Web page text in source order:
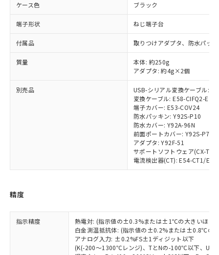
ケース色 ブラック
端子形状 ねじ端子台
付属品 取りつけアダプタ、防水パッ
質量
本体: 約250g
アダプタ: 約4g×2個
別売品
USB-シリアル変換ケーブル:
変換ケーブル: E58-CIFQ2-E
端子カバー: E53-COV24
防水パッキン: Y92S-P10
防水カバー: Y92A-96N
前面ポートカバー: Y92S-P7
アダプタ: Y92F-51
サポートソフトウェア(CX-
電流検出器(CT): E54-CT1/
精度
指示精度
熱電対: (指示値の±0.3%または±1℃の大きいほう
白金測温抵抗体: (指示値の±0.2%または±0.8℃の
アナログ入力: ±0.2%FS±1ディジット以下
(K(-200～1300℃レンジ)、TとNの-100℃以下、U
以下の条件をお読みいただき、同意のうえ
本サービスは、当社制御機器事業取扱
商品の当社在庫状況および標準価格
(税抜)を提供させていただくもので
記載している更新日時点での社内デー
タに基づき作成されるものであり、閲
覧された時点での実際の在庫および標
準価格とは異なる場合があることをご
対応済み：EU RoHS指令（10物質）の
非含有に対応した製品が提供可能な商品で
対応予定：EU RoHS指令（10物質）の非含
有に対応した製品に切り替える予定のある
対応予定なし：EU RoHS指令（10物質）の
非含有に非対応の商品で、対応品を出す予
調査・確認中：EU RoHS指令（10物質）の
非含有の対応状況を調査中または確認中の
非該当品：ライセンス料など無形物で、有
害物質有無と関係のない商品です。
*EU RoHS指令（10物質）：
鉛(Pb) 1000ppm以下、 水銀(Hg) 1000ppm以下、 カド
ミウム(Cd) 100ppm以下、
六価クロム(Cr(Ⅵ)) 1000ppm以下、ポリ臭化ビフェニル
類(PBB) 1000ppm以下、ポリ臭化ジフェニルエーテル類
「○」：最大均質材料含有率が中国RoHSの
基準値以下であることを示します。
い合わせください。
*中国RoHS10物質の基準値 (GB/T26572)：
Pb(鉛) :1000ppm、 Hg(水銀) : 1000ppm、 Cd(カドミウ
ム) : 100ppm、
（以下｢規制貨物等」という）を輸出
または国外への提供する場合は、日本
国政府の輸出許可(または役務取引許
可)を取得するなどの必要な手続きを
説明